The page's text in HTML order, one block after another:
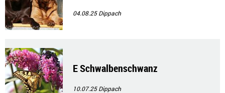
04.08.25Dippach
E Schwalbenschwanz
10.07.25Dippach